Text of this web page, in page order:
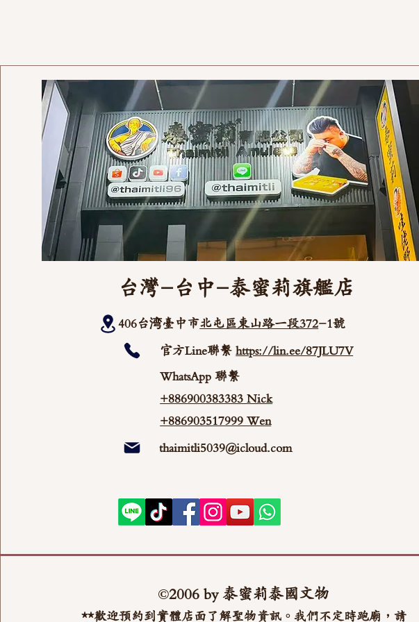
台灣-台中-泰蜜莉旗艦店
406台湾臺中市北屯區東山路一段372-1號
官方Line聯繫https://lin.ee/87JLU7V
WhatsApp 聯繫
+886900383383 Nick
+886903517999 Wen
thaimitli5039@icloud.com
©2006 by 泰蜜莉泰國文物
**歡迎預約到實體店面了解聖物資訊。我們不定時跑廟，請